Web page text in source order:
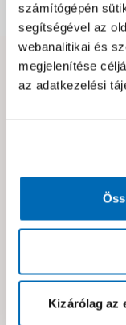
számítógépén
segítségével az
webanalitikai és
megjelenítése
az adatkezelési
Kizárólag az
Hibát